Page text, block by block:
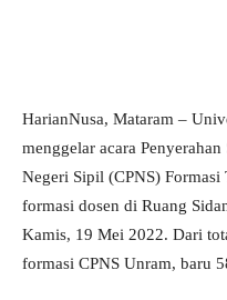
HarianNusa, Mataram –
menggelar acara
Negeri Sipil (CPNS) Formasi
formasi dosen di Ruang
Kamis, 19 Mei 2022. Dari
formasi CPNS Unram, baru